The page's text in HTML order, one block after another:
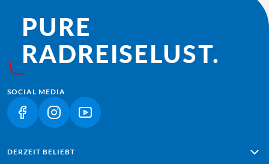
PURE
RADREISE­LUST.
SOCIAL MEDIA
(LINK ÖFFNET IN NEUEM TAB)
(LINK ÖFFNET IN NEUEM TAB)
(LINK ÖFFNET IN NEUEM TAB)
DERZEIT BELIEBT